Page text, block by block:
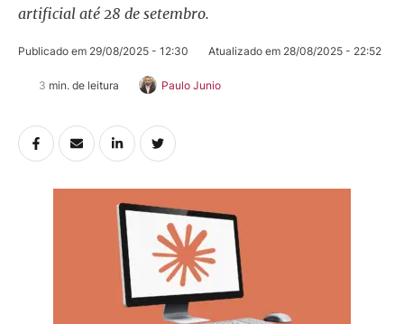
artificial até 28 de setembro.
Publicado em 29/08/2025 - 12:30 Atualizado em 28/08/2025 - 22:52
3 min. de leitura Paulo Junio